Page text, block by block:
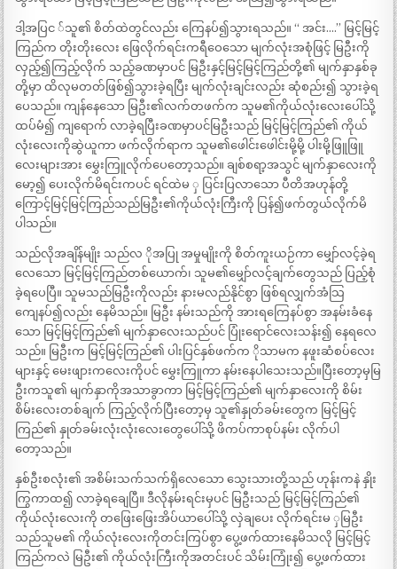
ဒါ့အပြင ်သူ၏ စိတ်ထဲတွင်လည်း ကြေနပ်၍သွားရသည်။ “ အင်း….” မြင့်မြင့်
ကြည်က တိုးတိုးလေး ဖြေလိုက်ရင်းကရီဝေသော မျက်လုံးအစုံဖြင့် မြဦးကို
လှည့်၍ကြည့်လိုက် သည့်ခဏမှာပင် မြဦးနှင့်မြင့်မြင့်ကြည်တို့၏ မျက်နှာနှစ်ခု
တို့မှာ ထိလုမတတ်ဖြစ်၍သွားခဲ့ရပြီး မျက်လုံးချင်းလည်း ဆုံစည်း၍ သွားခဲ့ရ
ပေသည်။ ကျန်နေသော မြဦး၏လက်တဖက်က သူမ၏ကိုယ်လုံးလေးပေါ်သို့
ထပ်မံ၍ ကျရောက် လာခဲ့ရပြီးခဏမှာပင်မြဦးသည် မြင့်မြင့်ကြည်၏ ကိုယ်
လုံးလေးကိုဆွဲယူကာ ဖက်လိုက်ရာက သူမ၏ဖေါင်းဖေါင်းမို့မို့ ပါးမို့ဖြူဖြူ
လေးများအား မွှေးကြူလိုက်ပေတော့သည်။ ချစ်စရာ့အသွင် မျက်နှာလေးကို
မော့၍ ပေးလိုက်မိရင်းကပင် ရင်ထဲမ ှ ပြင်းပြလာသော ပီတိအဟုန်တို့
ကြောင့်မြင့်မြင့်ကြည်သည်မြဦး၏ကိုယ်လုံးကြီးကို ပြန်၍ဖက်တွယ်လိုက်မိ
ပါသည်။
သည်လိုအချိန်မျိုး သည်လ ိုအပြု အမှုမျိုးကို စိတ်ကူးယဉ်ကာ မျှော်လင့်ခဲ့ရ
လေသော မြင့်မြင့်ကြည်တစ်ယောက်၊ သူမ၏မျှော်လင့်ချက်တွေသည် ပြည့်စုံ
ခဲ့ရပေပြီ။ သူမသည်မြဦးကိုလည်း နားမလည်နိုင်စွာ ဖြစ်ရလျှက်အံသြ
ကျေနပ်၍လည်း နေမိသည်။ မြဦး နမ်းသည်ကို အားရကြေနပ်စွာ အနမ်းခံနေ
သော မြင့်မြင့်ကြည်၏ မျက်နှာလေးသည်ပင် ပြုံးရောင်လေးသန်း၍ နေရလေ
သည်။ မြဦးက မြင့်မြင့်ကြည်၏ ပါးပြင်နှစ်ဖက်က ိုသာမက နဖူးဆံစပ်လေး
များနှင့် မေးဖျားကလေးကိုပင် မွှေးကြူကာ နမ်းနေပါသေးသည်။ပြီးတော့မှမြ
ဦးကသူ၏ မျက်နှာကိုအသာခွာကာ မြင့်မြင့်ကြည်၏ မျက်နှာလေးကို စိမ်း
စိမ်းလေးတစ်ချက် ကြည့်လိုက်ပြီးတော့မှ သူ၏နှုတ်ခမ်းတွေက မြင့်မြင့်
ကြည်၏ နှုတ်ခမ်းလုံးလုံးလေးတွေပေါ်သို့ ဖိကပ်ကာစုပ်နမ်း လိုက်ပါ
တော့သည်။
နှစ်ဦးစလုံး၏ အစိမ်းသက်သက်ရှိလေသော သွေးသားတို့သည် ဟုန်းကနဲ နှိုး
ကြွကာထ၍ လာခဲ့ရချေပြီ။ ဒီလိုနမ်းရင်းမှပင် မြဦးသည် မြင့်မြင့်ကြည်၏
ကိုယ်လုံးလေးကို တဖြေးဖြေးအိပ်ယာပေါ်သို့ လှဲချပေး လိုက်ရင်းမ ှမြဦး
သည်သူမ၏ ကိုယ်လုံးလေးကိုတင်းကြပ်စွာ ပွေ့ဖက်ထားနေမိသလို မြင့်မြင့်
ကြည်ကလဲ မြဦး၏ ကိုယ်လုံးကြီးကိုအတင်းပင် သိမ်းကြုံး၍ ပွေ့ဖက်ထား